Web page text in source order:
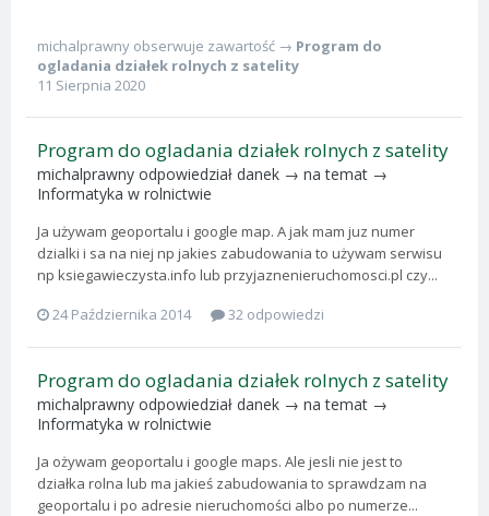
michalprawny obserwuje zawartość → Program do
ogladania działek rolnych z satelity
11 Sierpnia 2020
Program do ogladania działek rolnych z satelity
michalprawny odpowiedział danek → na temat →
Informatyka w rolnictwie
Ja używam geoportalu i google map. A jak mam juz numer
dzialki i sa na niej np jakies zabudowania to używam serwisu
np ksiegawieczysta.info lub przyjaznenieruchomosci.pl czy...
24 Października 2014
32 odpowiedzi
Program do ogladania działek rolnych z satelity
michalprawny odpowiedział danek → na temat →
Informatyka w rolnictwie
Ja ożywam geoportalu i google maps. Ale jesli nie jest to
działka rolna lub ma jakieś zabudowania to sprawdzam na
geoportalu i po adresie nieruchomości albo po numerze...